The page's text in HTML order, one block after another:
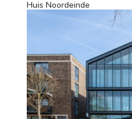
Huis Noordeinde